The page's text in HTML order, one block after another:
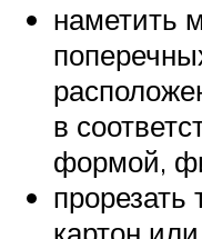
наметить
в
формой,
прорезать